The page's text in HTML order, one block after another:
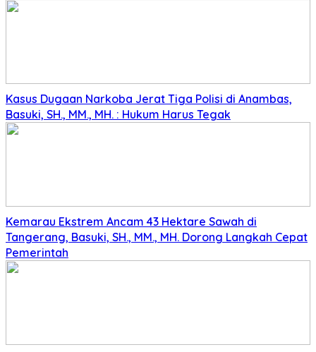
Kasus Dugaan Narkoba Jerat Tiga Polisi di Anambas,
Basuki, SH., MM., MH. : Hukum Harus Tegak
Kemarau Ekstrem Ancam 43 Hektare Sawah di
Tangerang, Basuki, SH., MM., MH. Dorong Langkah Cepat
Pemerintah